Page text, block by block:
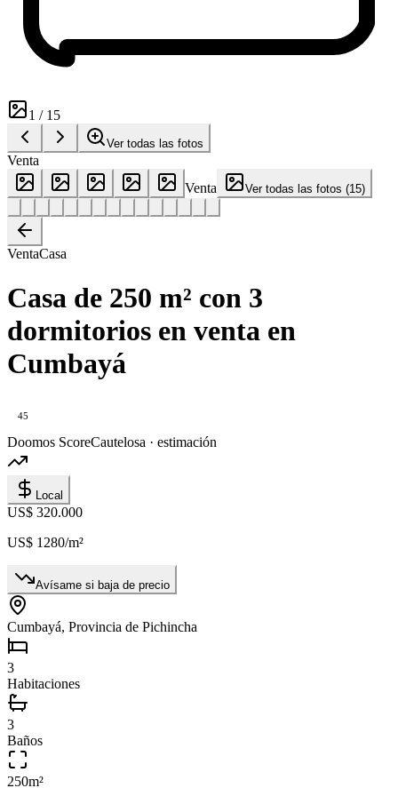
1 / 15
Ver todas las fotos
Venta
Venta
Ver todas las fotos (15)
VentaCasa
Casa de 250 m² con 3
dormitorios en venta en
Cumbayá
45
Doomos ScoreCautelosa · estimación
Local
US$ 320.000
US$ 1280/m²
Avísame si baja de precio
Cumbayá, Provincia de Pichincha
3
Habitaciones
3
Baños
250m²